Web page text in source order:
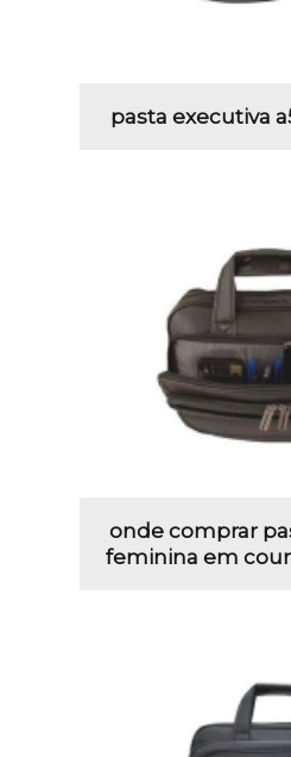
pasta executiva
onde comprar
feminina em